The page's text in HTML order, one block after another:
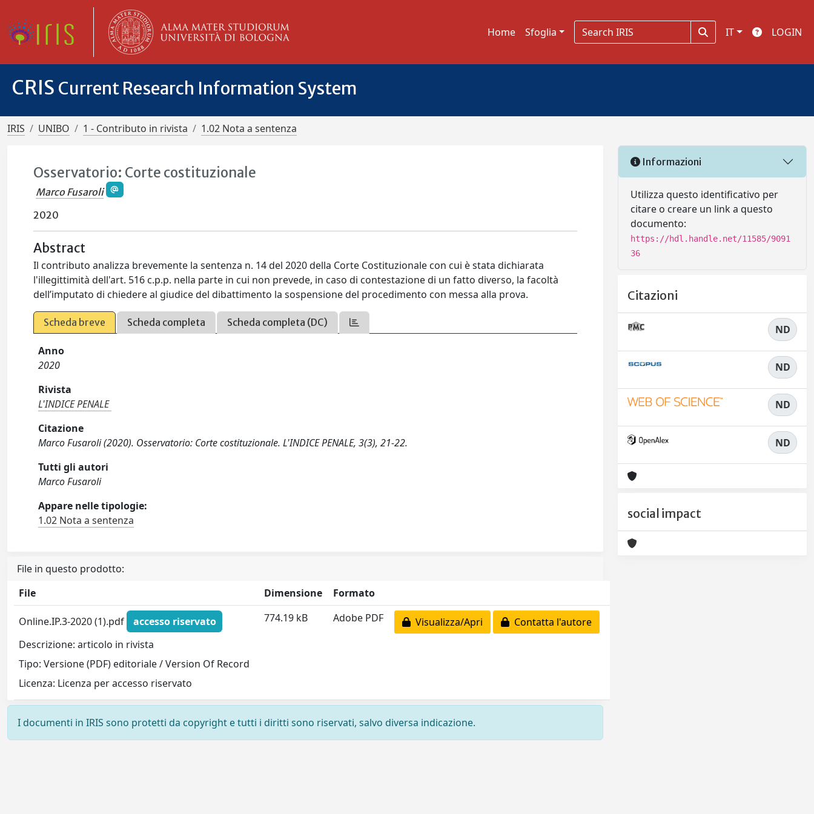
Home Sfoglia IT LOGIN
CRIS Current Research Information System
IRIS UNIBO 1 - Contributo in rivista 1.02 Nota a sentenza
Osservatorio: Corte costituzionale
Marco Fusaroli
2020
Abstract
Il contributo analizza brevemente la sentenza n. 14 del 2020 della Corte Costituzionale con cui è stata dichiarata
l'illegittimità dell'art. 516 c.p.p. nella parte in cui non prevede, in caso di contestazione di un fatto diverso, la facoltà
dell’imputato di chiedere al giudice del dibattimento la sospensione del procedimento con messa alla prova.
Scheda breve Scheda completa Scheda completa (DC)
Anno
2020
Rivista
L'INDICE PENALE
Citazione
Marco Fusaroli (2020). Osservatorio: Corte costituzionale. L'INDICE PENALE, 3(3), 21-22.
Tutti gli autori
Marco Fusaroli
Appare nelle tipologie:
1.02 Nota a sentenza
File in questo prodotto:
File
Dimensione Formato
Online.IP.3-2020 (1).pdf
accesso riservato
Descrizione: articolo in rivista
Tipo: Versione (PDF) editoriale / Version Of Record
Licenza: Licenza per accesso riservato
774.19 kB Adobe PDF Visualizza/Apri Contatta l'autore
I documenti in IRIS sono protetti da copyright e tutti i diritti sono riservati, salvo diversa indicazione.
Informazioni
Utilizza questo identificativo per
citare o creare un link a questo
documento:
https://hdl.handle.net/11585/9091
36
Citazioni
ND
ND
ND
ND
social impact